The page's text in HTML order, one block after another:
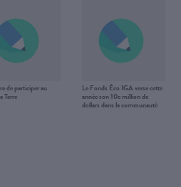
de participer au
Terre
Le Fonds Éco IGA verse cette
année son 10e million de
dollars dans la communauté